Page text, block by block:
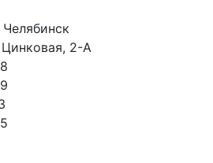
Челябинск
Цинковая, 2-А